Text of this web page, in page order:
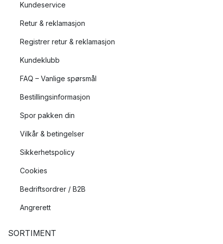
Kundeservice
Retur & reklamasjon
Registrer retur & reklamasjon
Kundeklubb
FAQ – Vanlige spørsmål
Bestillingsinformasjon
Spor pakken din
Vilkår & betingelser
Sikkerhetspolicy
Cookies
Bedriftsordrer / B2B
Angrerett
SORTIMENT